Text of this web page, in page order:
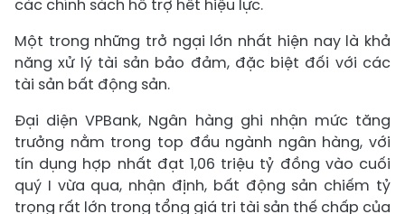
các chính sách hỗ trợ hết hiệu lực.
Một trong những trở ngại lớn nhất hiện nay là khả
năng xử lý tài sản bảo đảm, đặc biệt đối với các
tài sản bất động sản.
Đại diện VPBank, Ngân hàng ghi nhận mức tăng
trưởng nằm trong top đầu ngành ngân hàng, với
tín dụng hợp nhất đạt 1,06 triệu tỷ đồng vào cuối
quý I vừa qua, nhận định, bất động sản chiếm tỷ
trọng rất lớn trong tổng giá trị tài sản thế chấp của